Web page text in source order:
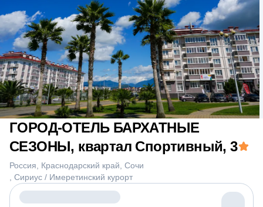
ГОРОД-ОТЕЛЬ БАРХАТНЫЕ
СЕЗОНЫ, квартал Спортивный, 3
Россия Краснодарский край Сочи
Сириус / Имеретинский курорт